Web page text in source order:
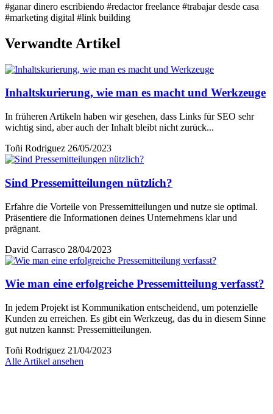
#ganar dinero escribiendo #redactor freelance #trabajar desde casa
#marketing digital #link building
Verwandte Artikel
Inhaltskurierung, wie man es macht und Werkzeuge
In früheren Artikeln haben wir gesehen, dass Links für SEO sehr
wichtig sind, aber auch der Inhalt bleibt nicht zurück...
Toñi Rodriguez 26/05/2023
Sind Pressemitteilungen nützlich?
Erfahre die Vorteile von Pressemitteilungen und nutze sie optimal.
Präsentiere die Informationen deines Unternehmens klar und
prägnant.
David Carrasco 28/04/2023
Wie man eine erfolgreiche Pressemitteilung verfasst?
In jedem Projekt ist Kommunikation entscheidend, um potenzielle
Kunden zu erreichen. Es gibt ein Werkzeug, das du in diesem Sinne
gut nutzen kannst: Pressemitteilungen.
Toñi Rodriguez 21/04/2023
Alle Artikel ansehen